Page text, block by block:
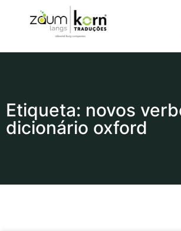
Etiqueta: novos
dicionário oxford